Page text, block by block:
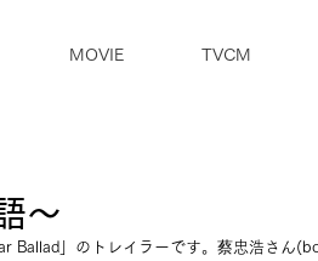
MOVIE TVCM
～
Ballad」のトレイラーです。蔡忠浩さん